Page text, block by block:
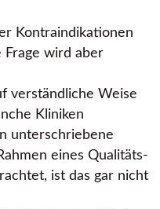
Kontraindikationen
Frage wird aber
verständliche Weise
Kliniken
unterschriebene
eines Qualitäts-
ist das gar nicht